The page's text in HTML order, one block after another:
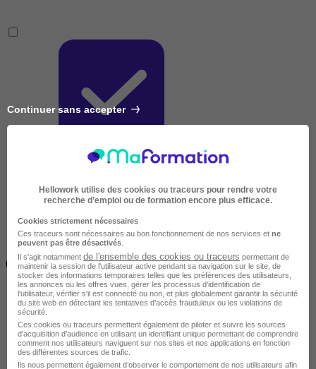
(14h)
Continuer sans accepter
Hellowork utilise des cookies ou traceurs pour rendre votre
recherche d’emploi ou de formation encore plus efficace.
Cookies strictement nécessaires
Ces traceurs sont nécessaires au bon fonctionnement de nos services et ne
peuvent pas être désactivés
Il s'agit notamment de l'ensemble des cookies ou traceurs permettant de
maintenir la session de l'utilisateur active pendant sa navigation sur le site, de
stocker des informations temporaires telles que les préférences des utilisateurs,
les annonces ou les offres vues, gérer les processus d'identification de
l'utilisateur, vérifier s'il est connecté ou non, et plus globalement garantir la sécurité
du site web en détectant les tentatives d'accès frauduleux ou les violations de
sécurité.
Ces cookies ou traceurs permettent également de piloter et suivre les sources
d'acquisition d'audience en utilisant un identifiant unique permettant de comprendre
comment nos utilisateurs naviguent sur nos sites et nos applications en fonction
des différentes sources de trafic.
Ils nous permettent également d’observer le comportement de nos utilisateurs afin